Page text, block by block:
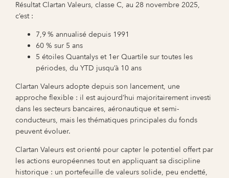
Résultat Clartan Valeurs, classe C, au 28 novembre 2025,
c’est :
7,9 % annualisé depuis 1991
60 % sur 5 ans
5 étoiles Quantalys et 1er Quartile sur toutes les
périodes, du YTD jusqu’à 10 ans
Clartan Valeurs adopte depuis son lancement, une
approche flexible : il est aujourd’hui majoritairement investi
dans les secteurs bancaires, aéronautique et semi-
conducteurs, mais les thématiques principales du fonds
peuvent évoluer.
Clartan Valeurs est orienté pour capter le potentiel offert par
les actions européennes tout en appliquant sa discipline
historique : un portefeuille de valeurs solide, peu endetté,